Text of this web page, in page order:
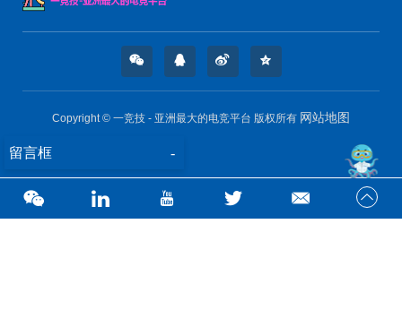
Copyright © 一竞技 - 亚洲最大的电竞平台 版权所有 网站地图
留言框 -